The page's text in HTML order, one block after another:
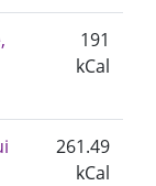
191
kCal
261.49
kCal